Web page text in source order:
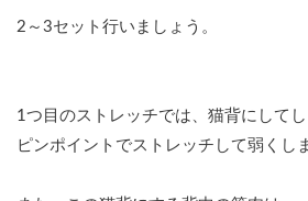
2～3セット行いましょう。
1つ目のストレッチでは、猫背にして
ピンポイントでストレッチして弱くし